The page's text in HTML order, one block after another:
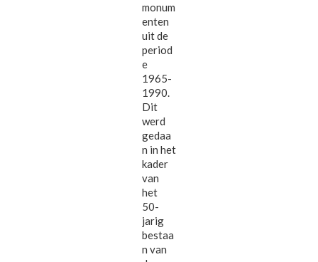
monum
enten
uit de
period
e
1965-
1990.
Dit
werd
gedaa
n in het
kader
van
het
50-
jarig
bestaa
n van